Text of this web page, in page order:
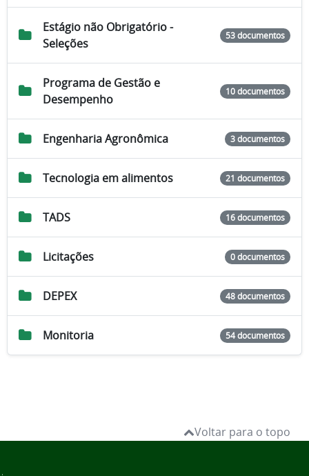
Estágio não Obrigatório -
Seleções
53 documentos
Programa de Gestão e
Desempenho
10 documentos
Engenharia Agronômica 3 documentos
Tecnologia em alimentos 21 documentos
TADS 16 documentos
Licitações 0 documentos
DEPEX 48 documentos
Monitoria 54 documentos
Voltar para o topo